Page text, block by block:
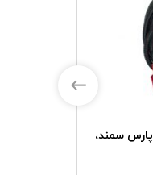
كابل مثبت باتری پژو 405 پارس سمند،